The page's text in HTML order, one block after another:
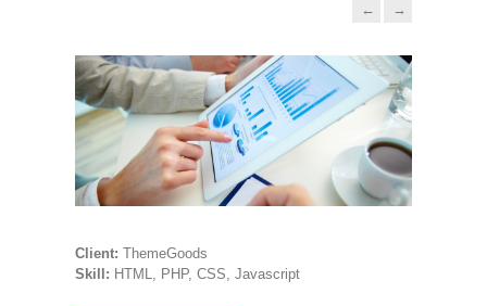
→
←
Client: ThemeGoods
Skill: HTML, PHP, CSS, Javascript